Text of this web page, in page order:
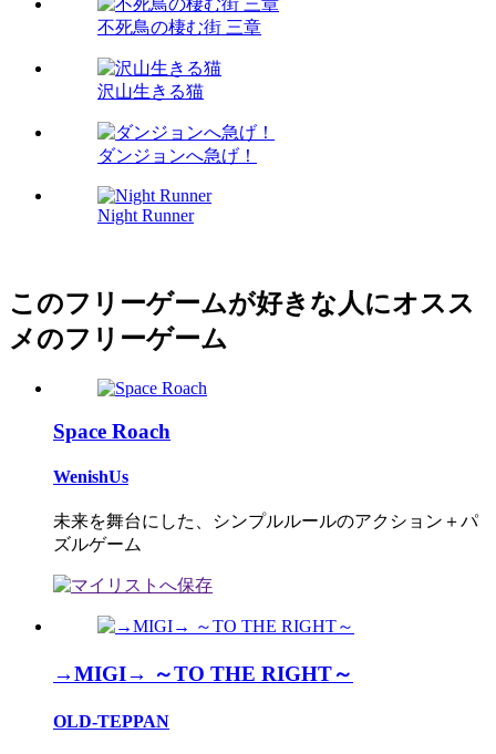
不死鳥の棲む街 三章
沢山生きる猫
ダンジョンへ急げ！
Night Runner
このフリーゲームが好きな人にオスス
メのフリーゲーム
Space Roach
WenishUs
未来を舞台にした、シンプルルールのアクション＋パ
ズルゲーム
→MIGI→ ～TO THE RIGHT～
OLD-TEPPAN